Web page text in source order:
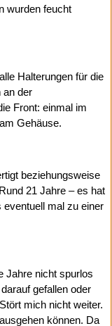
wurden feucht
Halterungen für die
an der
Front: einmal im
Gehäuse.
beziehungsweise
21 Jahre – es hat
mal zu einer
Jahre nicht spurlos
gefallen oder
mich nicht weiter.
können. Da